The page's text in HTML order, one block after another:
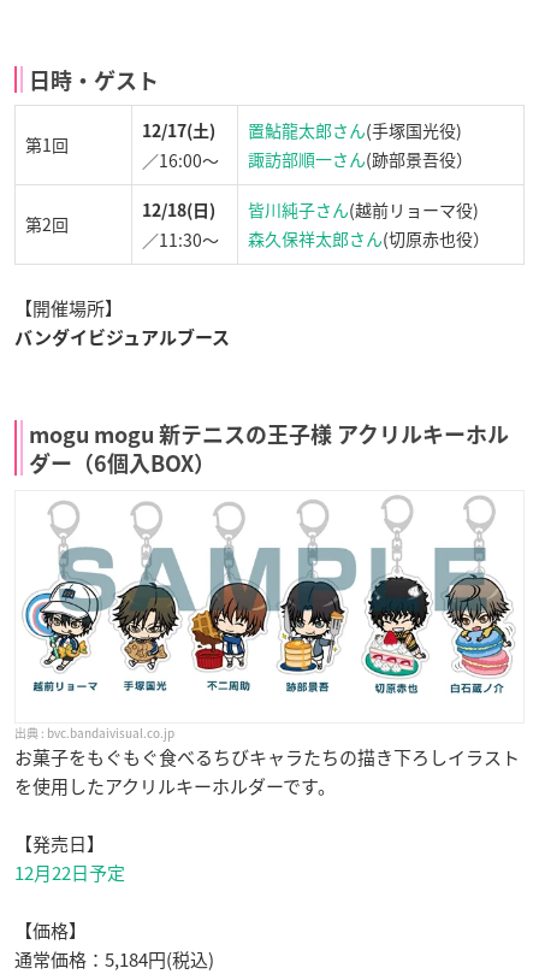
日時・ゲスト
第1回
12/17(土)
／16:00〜
置鮎龍太郎さん(手塚国光役)
諏訪部順一さん(跡部景吾役）
第2回
12/18(日)
／11:30〜
皆川純子さん(越前リョーマ役)
森久保祥太郎さん(切原赤也役）
【開催場所】
バンダイビジュアルブース
mogu mogu 新テニスの王子様 アクリルキーホル
ダー（6個入BOX）
bvc.bandaivisual.co.jp
お菓子をもぐもぐ食べるちびキャラたちの描き下ろしイラスト
を使用したアクリルキーホルダーです。
【発売日】
12月22日予定
【価格】
通常価格：5,184円(税込)